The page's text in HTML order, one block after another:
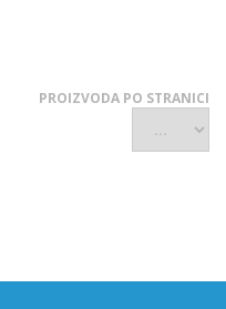
PROIZVODA PO STRANICI